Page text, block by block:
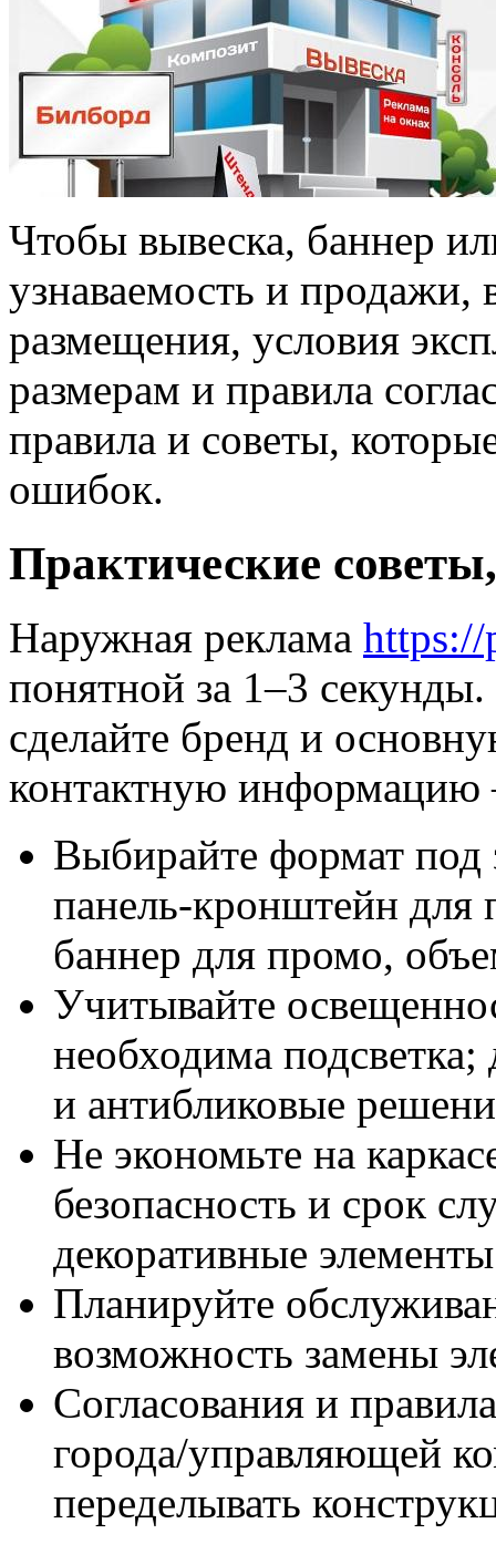
Чтобы вывеска, баннер
узнаваемость и продажи,
размещения, условия
размерам и правила
правила и советы,
ошибок.
Практические
Наружная реклама https://
понятной за 1–3
сделайте бренд и
контактную информацию
Выбирайте формат под
панель-кронштейн для
баннер для промо,
Учитывайте
необходима
и антибликовые
Не экономьте на
безопасность и срок
декоративные
Планируйте
возможность замены
Согласования и
города/управляющей
переделывать